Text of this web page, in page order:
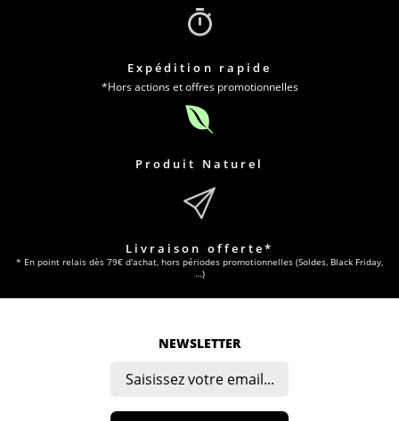
Expédition rapide
*Hors actions et offres promotionnelles
Produit Naturel
Livraison offerte*
* En point relais dès 79€ d'achat, hors périodes promotionnelles (Soldes, Black Friday,
…)
NEWSLETTER